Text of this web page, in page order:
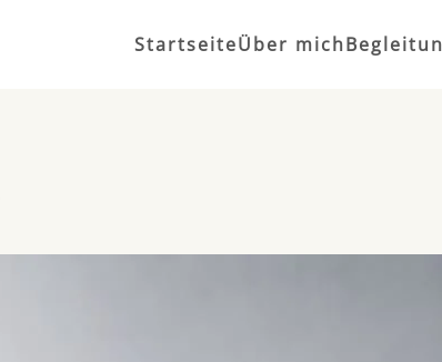
StartseiteÜber mich